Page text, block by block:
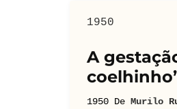
1950
A
1950 De Murilo